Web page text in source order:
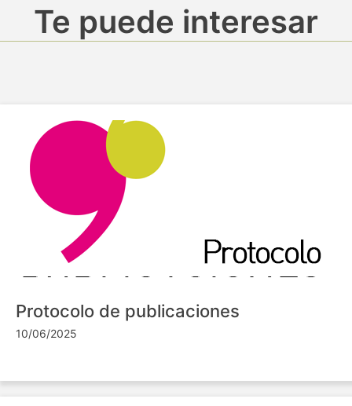
Te puede interesar
Protocolo de publicaciones
10/06/2025